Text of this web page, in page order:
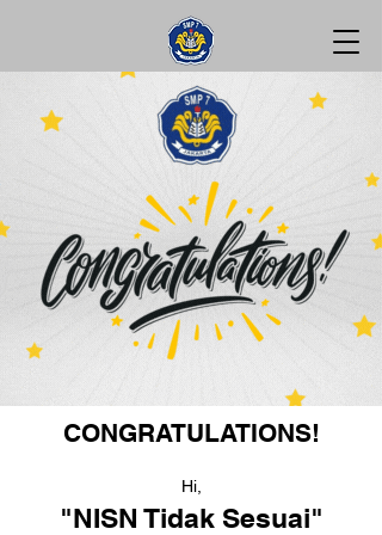
CONGRATULATIONS!
Hi,
"NISN Tidak Sesuai"